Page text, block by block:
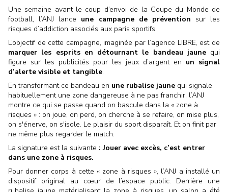
Une semaine avant le coup d’envoi de la Coupe du Monde de
football, l’ANJ lance une campagne de prévention sur les
risques d’addiction associés aux paris sportifs.
L’objectif de cette campagne, imaginée par l’agence LIBRE, est de
marquer les esprits en détournant le bandeau jaunequi
figure sur les publicités pour les jeux d’argent en un signal
d’alerte visible et tangible.
En transformant ce bandeau en une rubalise jaune qui signale
habituellement une zone dangereuse à ne pas franchir, l’ANJ
montre ce qui se passe quand on bascule dans la « zone à
risques » : on joue, on perd, on cherche à se refaire, on mise plus,
on s'énerve, on s'isole. Le plaisir du sport disparaît. Et on finit par
ne même plus regarder le match.
La signature est la suivante : Jouer avec excès, c’est entrer
dans une zone à risques.
Pour donner corps à cette « zone à risques », l’ANJ a installé un
dispositif original au cœur de l’espace public. Derrière une